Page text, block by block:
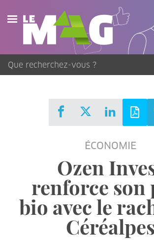
Actualités
Agenda
Publications
ÉCONOMIE
Ozen
renforce son
bio avec le
Céréalpes